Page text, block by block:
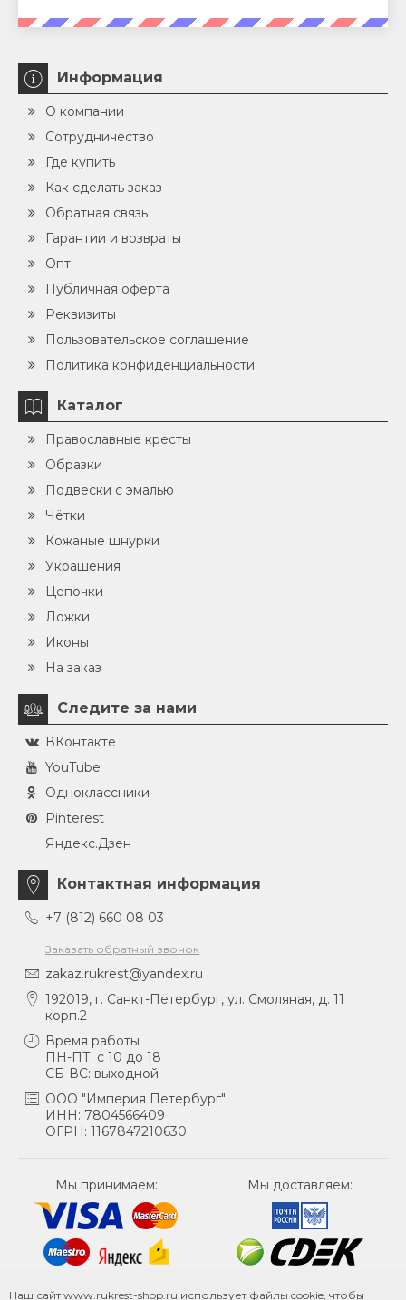
Информация
О компании
Сотрудничество
Где купить
Как сделать заказ
Обратная связь
Гарантии и возвраты
Опт
Публичная оферта
Реквизиты
Пользовательское соглашение
Политика конфиденциальности
Каталог
Православные кресты
Образки
Подвески с эмалью
Чётки
Кожаные шнурки
Украшения
Цепочки
Ложки
Иконы
На заказ
Следите за нами
ВКонтакте
YouTube
Одноклассники
Pinterest
Яндекс.Дзен
Контактная информация
+7 (812) 660 08 03
Заказать обратный звонок
zakaz.rukrest@yandex.ru
192019, г. Санкт-Петербург, ул. Смоляная, д. 11
корп.2
Время работы
ПН-ПТ: с 10 до 18
СБ-ВС: выходной
ООО "Империя Петербург"
ИНН: 7804566409
ОГРН: 1167847210630
Мы принимаем: Мы доставляем:
Наш сайт www.rukrest-shop.ru использует файлы cookie, чтобы